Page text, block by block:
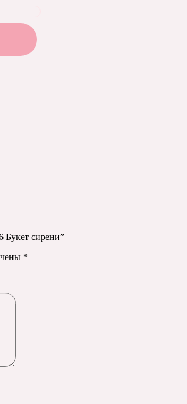
Букет сирени”
*